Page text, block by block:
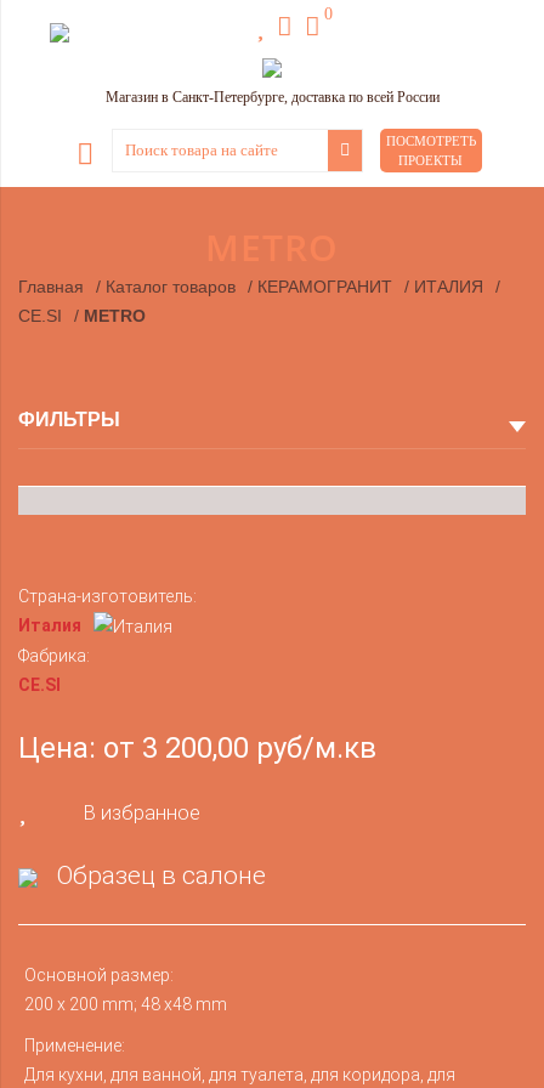
0
Магазин в Санкт-Петербурге, доставка по всей России
ПОСМОТРЕТЬ
ПРОЕКТЫ
Главная / Каталог товаров / КЕРАМОГРАНИТ / ИТАЛИЯ
/
CE.SI
/ METRO
ФИЛЬТРЫ
Страна-изготовитель:
Италия
Фабрика:
CE.SI
Цена: от 3 200,00 руб/м.кв
В избранное
Образец в салоне
Основной размер:
200 x 200 mm; 48 x48 mm
Применение:
Для кухни, для ванной, для туалета, для коридора, для